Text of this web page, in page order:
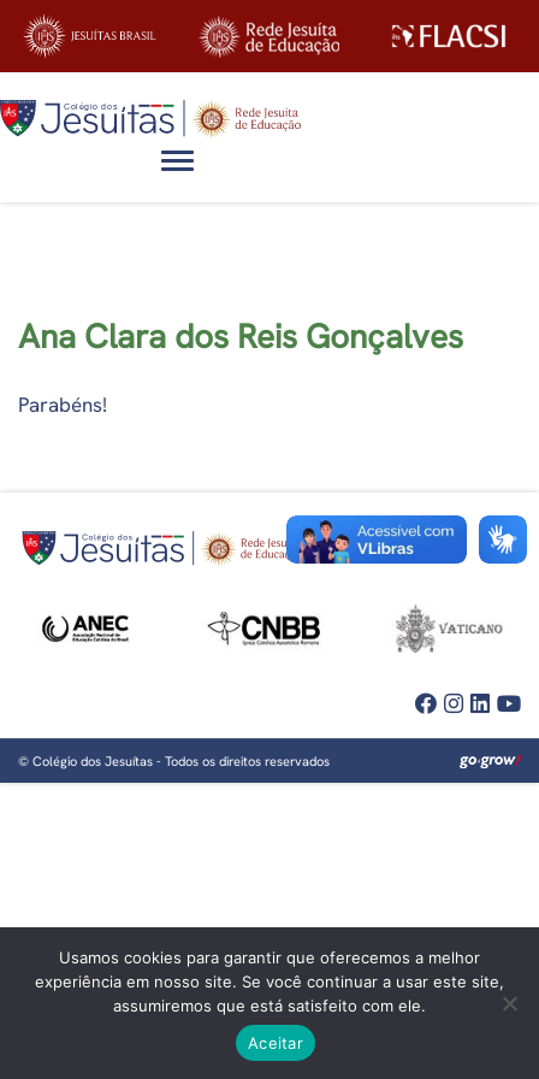
Alternar navegação
Ana Clara dos Reis Gonçalves
Parabéns!
© Colégio dos Jesuítas - Todos os direitos reservados
Usamos cookies para garantir que oferecemos a melhor
experiência em nosso site. Se você continuar a usar este site,
assumiremos que está satisfeito com ele.
Aceitar